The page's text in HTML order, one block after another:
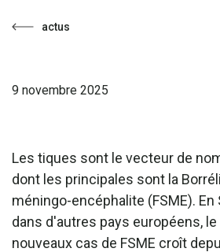
actus
9 novembre 2025
Les tiques sont le vecteur de
dont les principales sont la
méningo-encéphalite (FSME).
dans d'autres pays européens,
nouveaux cas de FSME croît